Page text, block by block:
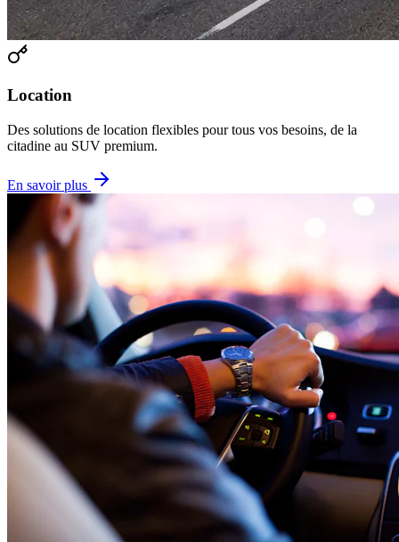
Location
Des solutions de location flexibles pour tous vos besoins, de la
citadine au SUV premium.
En savoir plus